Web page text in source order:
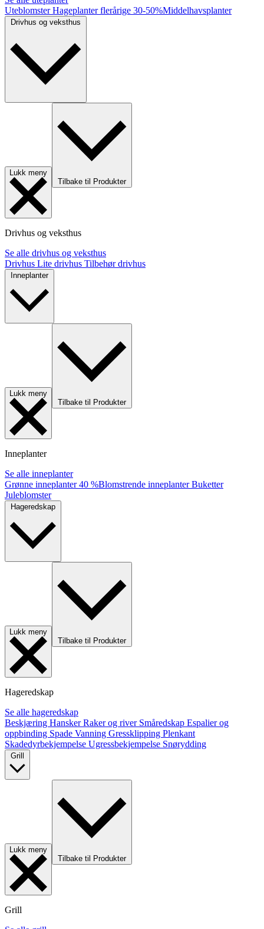
UteblomsterHageplanter flerårige 30-50%Middelhavsplanter
Lukk meny
Tilbake til Produkter
Drivhus og veksthus
Se alle drivhus og veksthus
Drivhus Lite drivhus Tilbehør drivhus
Inneplanter
Lukk meny
Tilbake til Produkter
Inneplanter
Se alle inneplanter
Grønne inneplanter40 %Blomstrende inneplanterBuketter
Juleblomster
Lukk meny
Tilbake til Produkter
Hageredskap
Se alle hageredskap
Beskjæring HanskerRaker og river Småredskap Espalier og
oppbinding Spade Vanning Gressklipping Plenkant
Skadedyrbekjempelse Ugressbekjempelse Snørydding
Lukk meny
Tilbake til Produkter
Grill